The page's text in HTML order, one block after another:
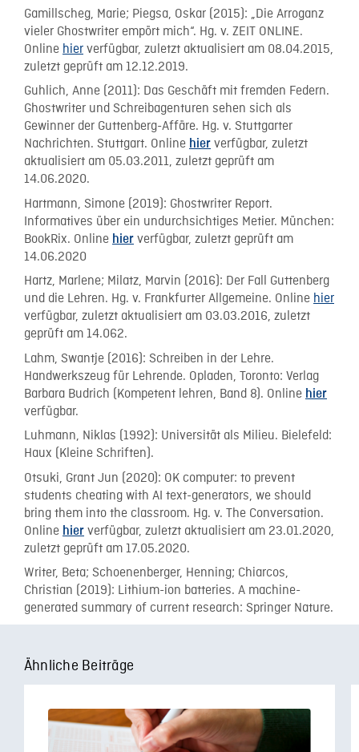
Gamillscheg, Marie; Piegsa, Oskar (2015): „Die Arroganz
vieler Ghostwriter empört mich“. Hg. v. ZEIT ONLINE.
Online hier verfügbar, zuletzt aktualisiert am 08.04.2015,
zuletzt geprüft am 12.12.2019.
Guhlich, Anne (2011): Das Geschäft mit fremden Federn.
Ghostwriter und Schreibagenturen sehen sich als
Gewinner der Guttenberg-Affäre. Hg. v. Stuttgarter
Nachrichten. Stuttgart. Online hier verfügbar, zuletzt
aktualisiert am 05.03.2011, zuletzt geprüft am
14.06.2020.
Hartmann, Simone (2019): Ghostwriter Report.
Informatives über ein undurchsichtiges Metier. München:
BookRix. Online hier verfügbar, zuletzt geprüft am
14.06.2020
Hartz, Marlene; Milatz, Marvin (2016): Der Fall Guttenberg
und die Lehren. Hg. v. Frankfurter Allgemeine. Online hier
verfügbar, zuletzt aktualisiert am 03.03.2016, zuletzt
geprüft am 14.062.
Lahm, Swantje (2016): Schreiben in der Lehre.
Handwerkszeug für Lehrende. Opladen, Toronto: Verlag
Barbara Budrich (Kompetent lehren, Band 8). Online hier
verfügbar.
Luhmann, Niklas (1992): Universität als Milieu. Bielefeld:
Haux (Kleine Schriften).
Otsuki, Grant Jun (2020): OK computer: to prevent
students cheating with AI text-generators, we should
bring them into the classroom. Hg. v. The Conversation.
Online hier verfügbar, zuletzt aktualisiert am 23.01.2020,
zuletzt geprüft am 17.05.2020.
Writer, Beta; Schoenenberger, Henning; Chiarcos,
Christian (2019): Lithium-ion batteries. A machine-
generated summary of current research: Springer Nature.
Ähnliche Beiträge